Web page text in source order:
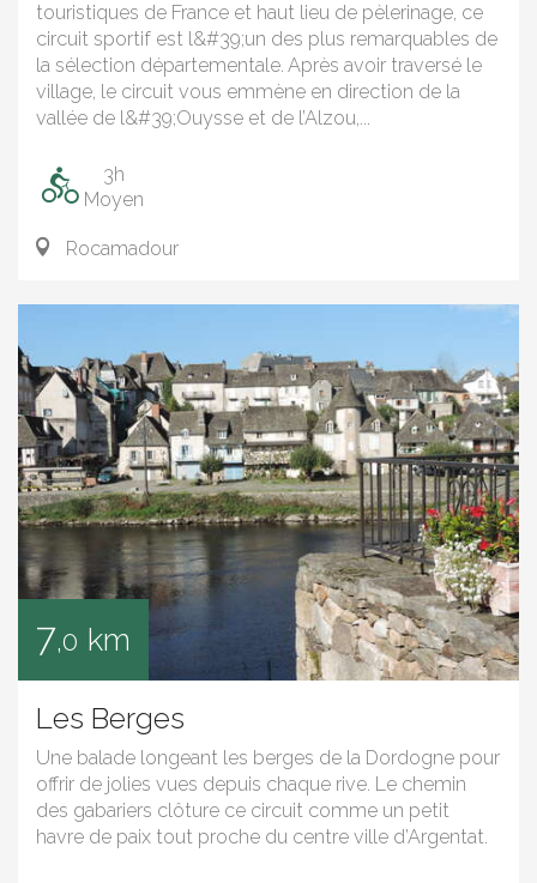
touristiques de France et haut lieu de pèlerinage, ce
circuit sportif est l&#39;un des plus remarquables de
la sélection départementale. Après avoir traversé le
village, le circuit vous emmène en direction de la
vallée de l&#39;Ouysse et de l’Alzou,...
3h
Moyen
Rocamadour
7,0 km
Les Berges
Une balade longeant les berges de la Dordogne pour
offrir de jolies vues depuis chaque rive. Le chemin
des gabariers clôture ce circuit comme un petit
havre de paix tout proche du centre ville d’Argentat.